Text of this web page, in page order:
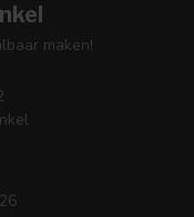
maken!